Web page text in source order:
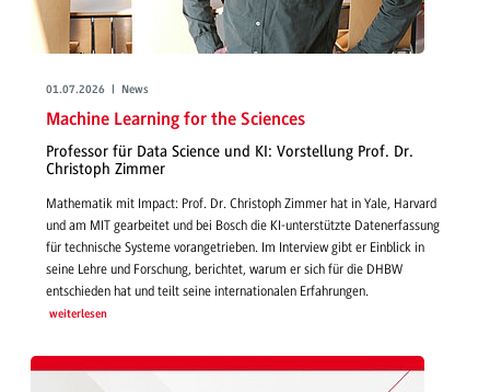
01.07.2026 | News
Machine Learning for the Sciences
Professor für Data Science und KI: Vorstellung Prof. Dr.
Christoph Zimmer
Mathematik mit Impact: Prof. Dr. Christoph Zimmer hat in Yale, Harvard
und am MIT gearbeitet und bei Bosch die KI-unterstützte Datenerfassung
für technische Systeme vorangetrieben. Im Interview gibt er Einblick in
seine Lehre und Forschung, berichtet, warum er sich für die DHBW
entschieden hat und teilt seine internationalen Erfahrungen.
weiterlesen